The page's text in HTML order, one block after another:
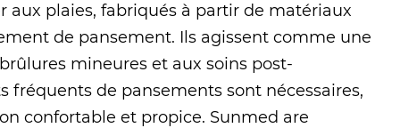
aux plaies, fabriqués à partir de matériaux
de pansement. Ils agissent comme une
mineures et aux soins post-
de pansements sont nécessaires,
confortable et propice. Sunmed are